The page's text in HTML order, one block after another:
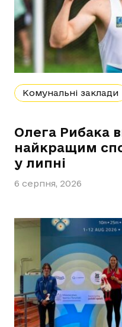
Комунальні заклади
Олега Рибака
найкращим
у липні
6 серпня, 2026